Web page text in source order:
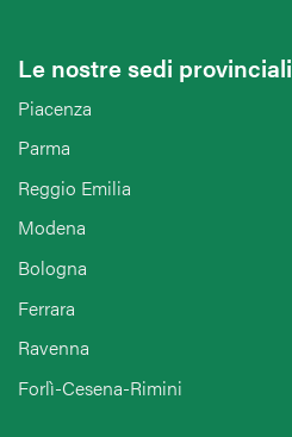
Le nostre sedi provinciali
Piacenza
Parma
Reggio Emilia
Modena
Bologna
Ferrara
Ravenna
Forlì-Cesena-Rimini